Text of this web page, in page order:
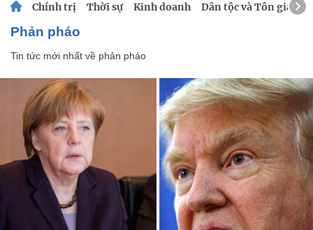
Chính trị Thời sự Kinh doanh Dân tộc và Tôn giáo
phản pháo
Tin tức mới nhất về phản pháo